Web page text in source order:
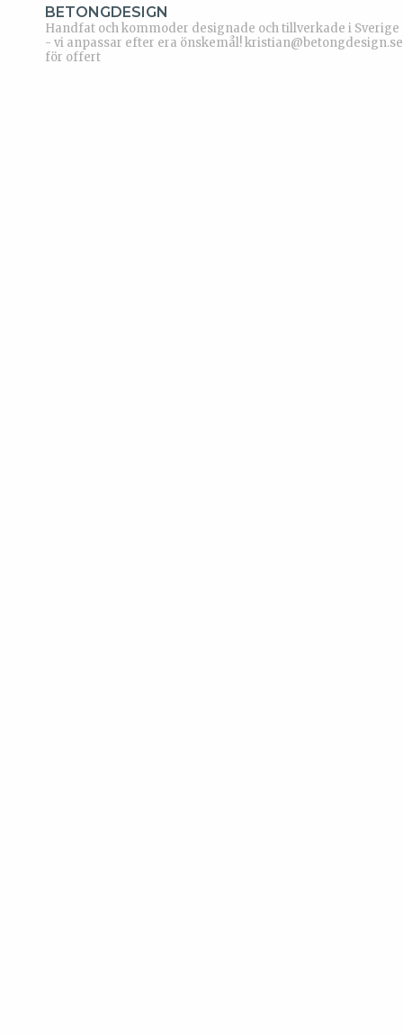
BETONGDESIGN
Handfat och kommoder designade och tillverkade i Sverige
- vi anpassar efter era önskemål!kristian@betongdesign.se
för offert